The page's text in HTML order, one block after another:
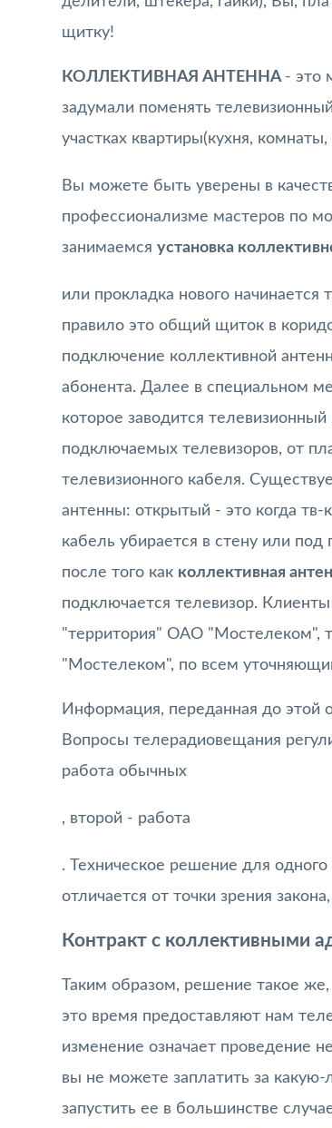
щитку!
КОЛЛЕКТИВНАЯ АНТЕННА - это
задумали поменять
участках квартиры(кухня,
Вы можете быть уверены в
профессионализме мастеров по
занимаемся установка
или прокладка нового начинается
правило это общий щиток в
подключение коллективной
абонента. Далее в специальном
которое заводится
подключаемых телевизоров, от
телевизионного кабеля.
антенны: открытый - это когда тв-
кабель убирается в стену или под
после того как коллективная
подключается телевизор.
"территория" ОАО "Мостелеком",
"Мостелеком", по всем
Информация, переданная до этой
Вопросы телерадиовещания
работа обычных
, второй - работа
. Техническое решение для
отличается от точки зрения
Контракт с коллективными
Таким образом, решение такое же,
это время предоставляют нам
изменение означает проведение
вы не можете заплатить за
запустить ее в большинстве